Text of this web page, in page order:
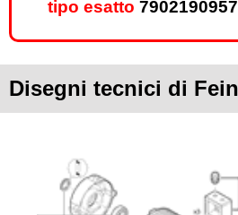
tipo esatto
Disegni tecnici di Fein